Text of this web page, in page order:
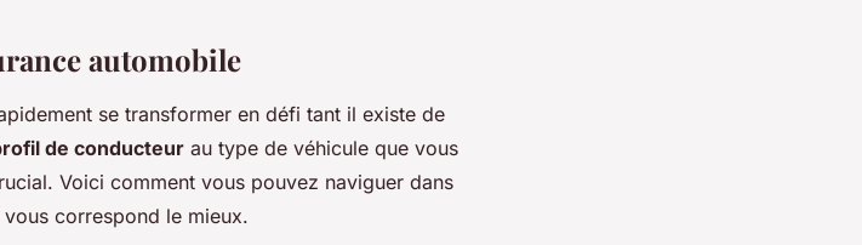
automobile
se transformer en défi tant il existe de
de conducteur au type de véhicule que vous
Voici comment vous pouvez naviguer dans
correspond le mieux.